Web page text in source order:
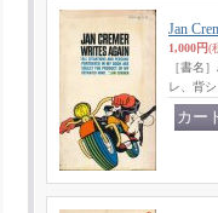
Jan
1,000円(
［書名
レ、背